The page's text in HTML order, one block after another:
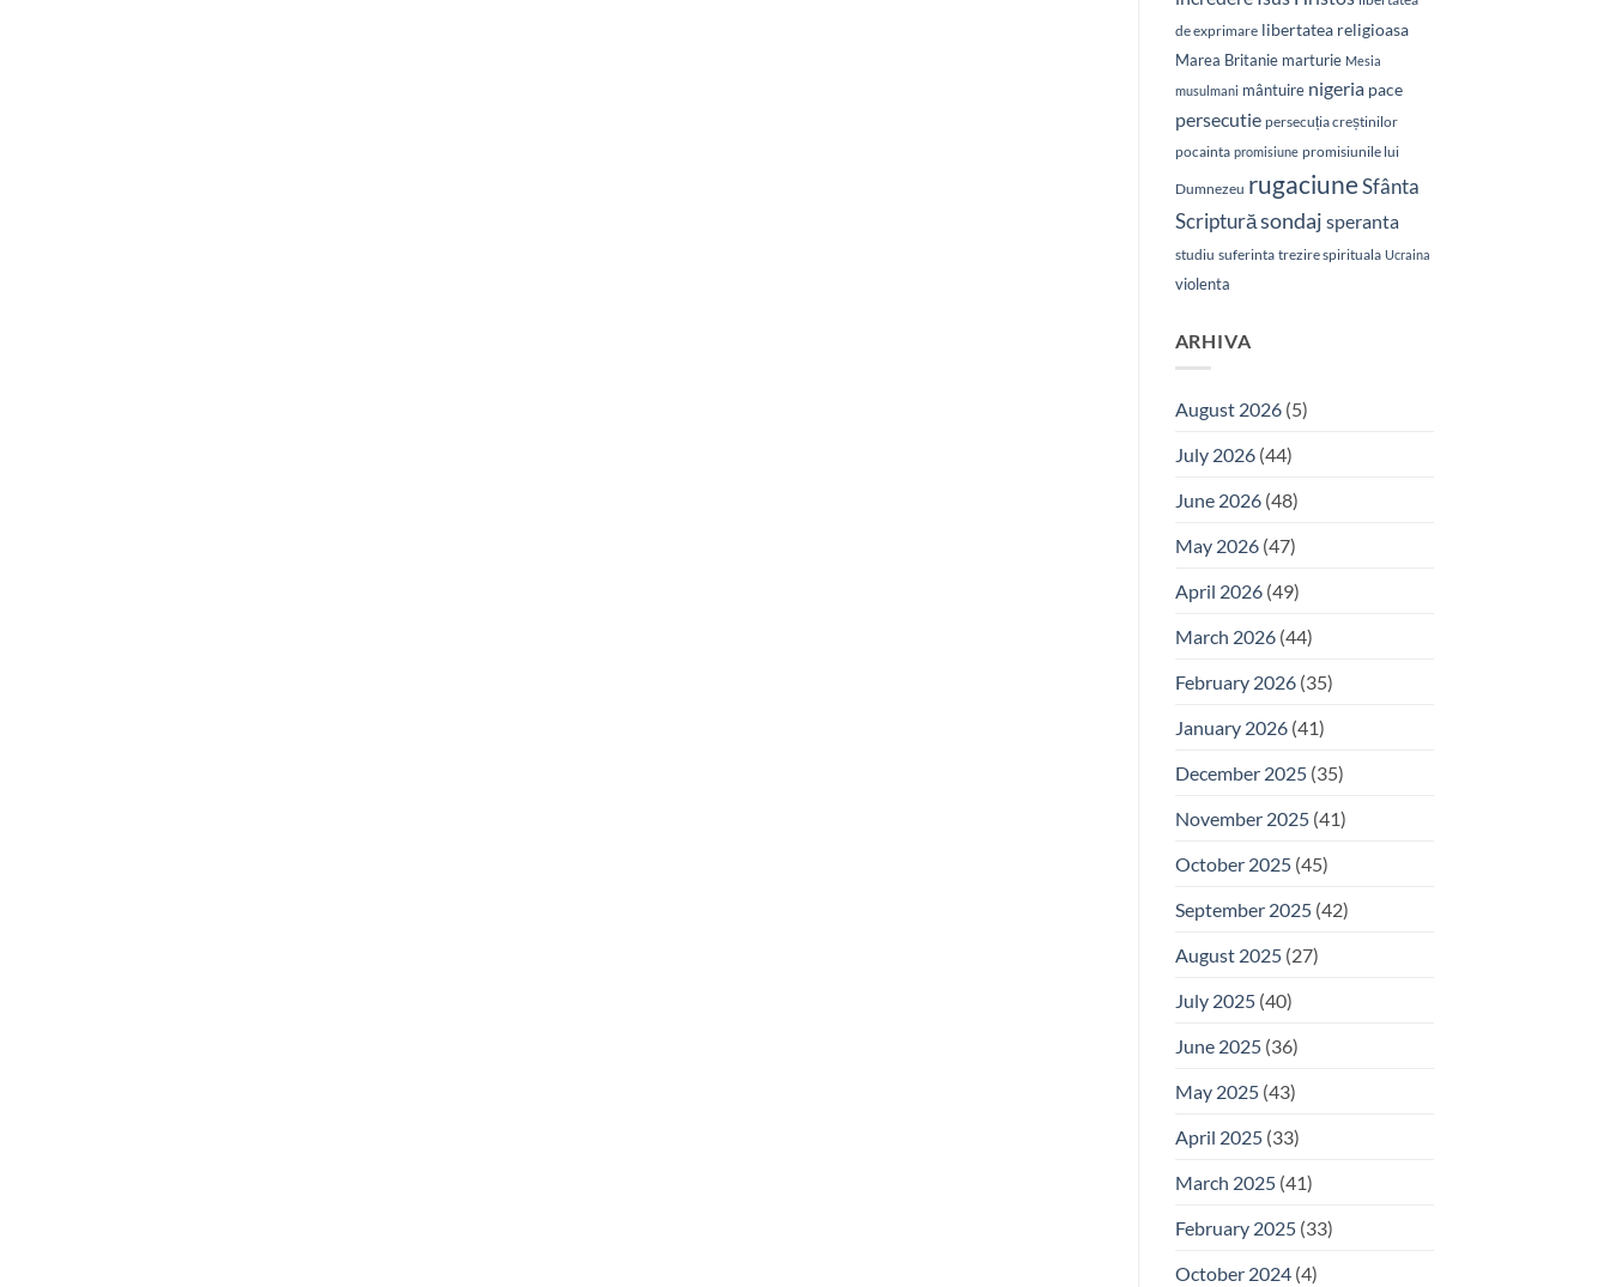
de exprimare libertatea religioasa
Marea Britanie marturie Mesia
musulmani mântuire nigeria pace
persecutie persecuția creștinilor
pocainta promisiune promisiunile lui
Dumnezeu rugaciuneSfânta
Scripturăsondaj speranta
studiu suferinta trezire spirituala Ucraina
violenta
ARHIVA
August 2026(5)
July 2026(44)
June 2026(48)
May 2026(47)
April 2026(49)
March 2026(44)
February 2026(35)
January 2026(41)
December 2025(35)
November 2025(41)
October 2025(45)
September 2025(42)
August 2025(27)
July 2025(40)
June 2025(36)
May 2025(43)
April 2025(33)
March 2025(41)
February 2025(33)
October 2024(4)